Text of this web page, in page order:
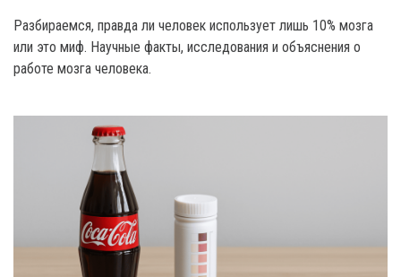
Разбираемся, правда ли человек использует лишь 10% мозга
или это миф. Научные факты, исследования и объяснения о
работе мозга человека.